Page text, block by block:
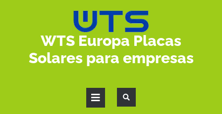
WTS Europa Placas
Solares para empresas